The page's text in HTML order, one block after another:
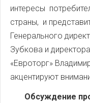
интересы
страны, и
Генерального
Зубкова и
«Евроторг»
акцентируют
Обсуждение